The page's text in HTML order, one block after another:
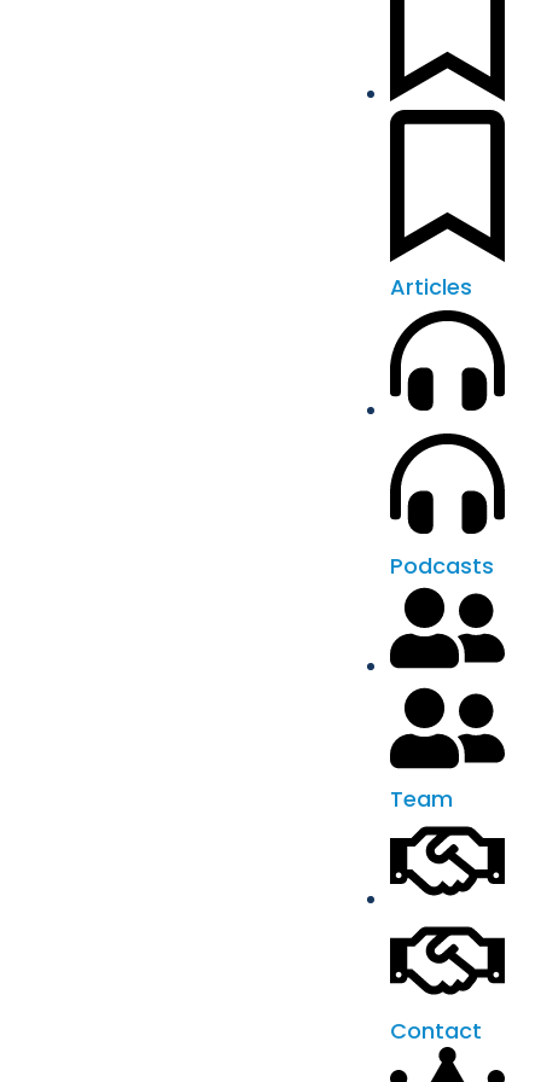
Articles
Podcasts
Team
Contact